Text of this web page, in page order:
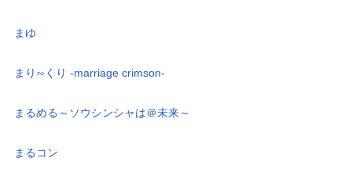
まゆ
まり∽くり -marriage crimson-
まるめる～ソウシンシャは＠未来～
まるコン